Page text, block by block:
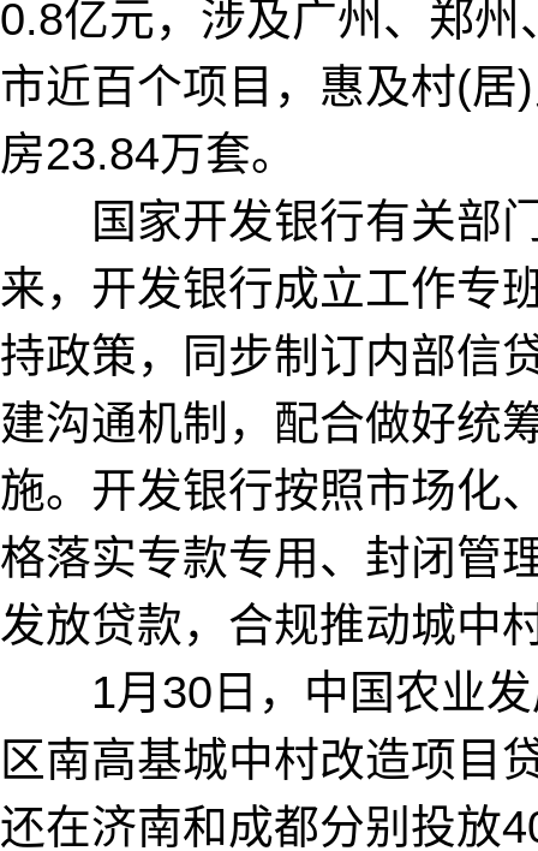
0.8亿元，涉及广州、郑
市近百个项目，惠及村(
房23.84万套。
国家开发银行有关部门
来，开发银行成立工作专
持政策，同步制订内部信
建沟通机制，配合做好统
施。开发银行按照市场化
格落实专款专用、封闭管
发放贷款，合规推动城中
1月30日，中国农业发
区南高基城中村改造项目
还在济南和成都分别投放